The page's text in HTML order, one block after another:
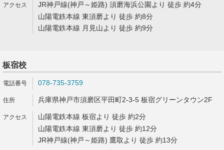
JR神戸線(神戸～姫路) 須磨海浜公園より 徒歩 約4分
山陽電鉄本線 東須磨より 徒歩 約8分
山陽電鉄本線 月見山より 徒歩 約9分
板宿校
078-735-3759
兵庫県神戸市須磨区平田町2-3-5 板宿グリーンタウン2F
山陽電鉄本線 板宿より 徒歩 約2分
山陽電鉄本線 東須磨より 徒歩 約12分
JR神戸線(神戸～姫路) 鷹取より 徒歩 約13分